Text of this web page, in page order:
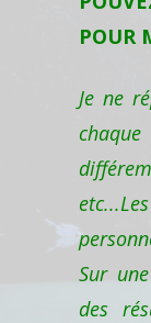
POUR
Je ne
Sur
des